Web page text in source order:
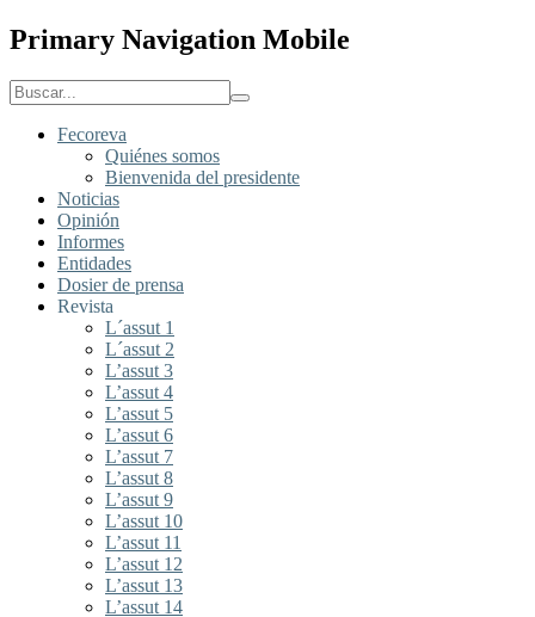
Primary Navigation Mobile
Fecoreva
Quiénes somos
Bienvenida del presidente
Noticias
Opinión
Informes
Entidades
Dosier de prensa
Revista
L´assut 1
L´assut 2
L’assut 3
L’assut 4
L’assut 5
L’assut 6
L’assut 7
L’assut 8
L’assut 9
L’assut 10
L’assut 11
L’assut 12
L’assut 13
L’assut 14